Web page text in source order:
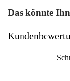
Das könnte